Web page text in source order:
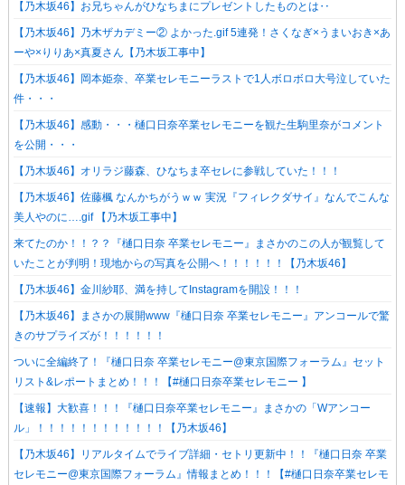
【乃木坂46】お兄ちゃんがひなちまにプレゼントしたものとは‥
【乃木坂46】乃木ザカデミー② よかった.gif 5連発！さくなぎ×うまいおき×あ
ーや×りりあ×真夏さん【乃木坂工事中】
【乃木坂46】岡本姫奈、卒業セレモニーラストで1人ボロボロ大号泣していた
件・・・
【乃木坂46】感動・・・樋口日奈卒業セレモニーを観た生駒里奈がコメント
を公開・・・
【乃木坂46】オリラジ藤森、ひなちま卒セレに参戦していた！！！
【乃木坂46】佐藤楓 なんかちがうｗｗ 実況『フィレクダサイ』なんでこんな
美人やのに….gif 【乃木坂工事中】
来てたのか！！？？『樋口日奈 卒業セレモニー』まさかのこの人が観覧して
いたことが判明！現地からの写真を公開へ！！！！！！【乃木坂46】
【乃木坂46】金川紗耶、満を持してInstagramを開設！！！
【乃木坂46】まさかの展開www『樋口日奈 卒業セレモニー』アンコールで驚
きのサプライズが！！！！！！
ついに全編終了！『樋口日奈 卒業セレモニー@東京国際フォーラム』セット
リスト&レポートまとめ！！！【#樋口日奈卒業セレモニー 】
【速報】大歓喜！！！『樋口日奈卒業セレモニー』まさかの「Wアンコー
ル」！！！！！！！！！！！！【乃木坂46】
【乃木坂46】リアルタイムでライブ詳細・セトリ更新中！！『樋口日奈 卒業
セレモニー@東京国際フォーラム』情報まとめ！！！【#樋口日奈卒業セレモ